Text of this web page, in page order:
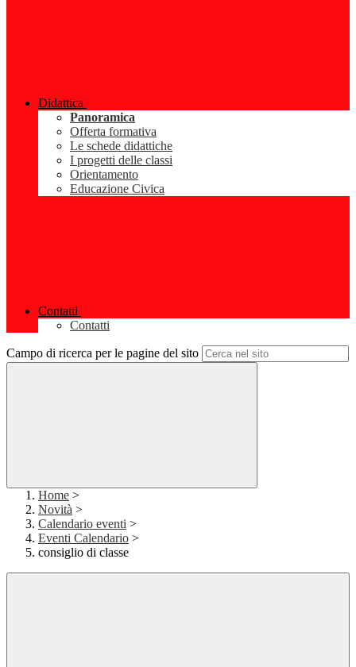
Didattica
Panoramica
Offerta formativa
Le schede didattiche
I progetti delle classi
Orientamento
Educazione Civica
Contatti
Contatti
Campo di ricerca per le pagine del sito
Home >
Novità >
Calendario eventi >
Eventi Calendario >
consiglio di classe